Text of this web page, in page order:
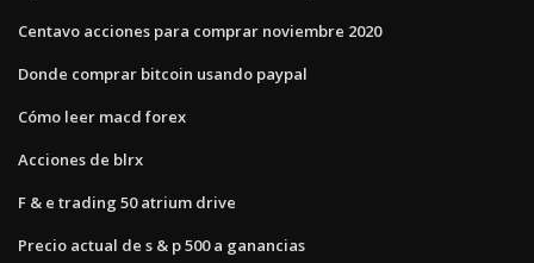
Centavo acciones para comprar noviembre 2020
Donde comprar bitcoin usando paypal
Cómo leer macd forex
Acciones de blrx
F & e trading 50 atrium drive
Precio actual de s & p 500 a ganancias